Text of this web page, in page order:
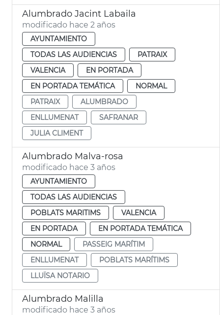
Alumbrado Jacint Labaila
modificado hace 2 años
AYUNTAMIENTO
TODAS LAS AUDIENCIAS
PATRAIX
VALENCIA
EN PORTADA
EN PORTADA TEMÁTICA
NORMAL
PATRAIX
ALUMBRADO
ENLLUMENAT
SAFRANAR
JULIA CLIMENT
Alumbrado Malva-rosa
modificado hace 3 años
AYUNTAMIENTO
TODAS LAS AUDIENCIAS
POBLATS MARITIMS
VALENCIA
EN PORTADA
EN PORTADA TEMÁTICA
NORMAL
PASSEIG MARÍTIM
ENLLUMENAT
POBLATS MARÍTIMS
LLUÏSA NOTARIO
Alumbrado Malilla
modificado hace 3 años